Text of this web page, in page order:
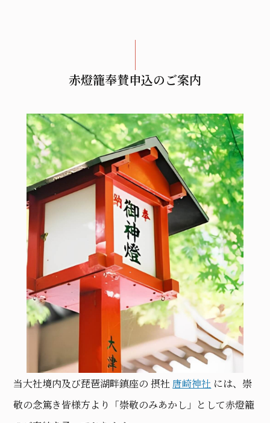
赤燈籠奉賛申込のご案内
当大社境内及び琵琶湖畔鎮座の 摂社 唐崎神社 には、崇
敬の念篤き皆様方より「崇敬のみあかし」として赤燈籠